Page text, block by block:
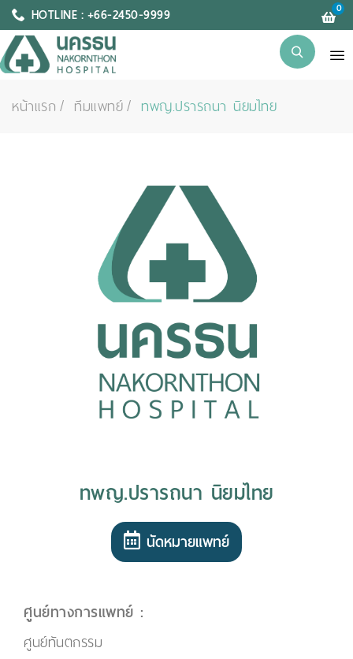
HOTLINE : +66-2450-9999 0
หน้าแรก ทีมแพทย์ ทพญ.ปรารถนา นิยมไทย
ทพญ.ปรารถนา นิยมไทย
นัดหมายแพทย์
ศูนย์ทางการแพทย์ :
ศูนย์ทันตกรรม